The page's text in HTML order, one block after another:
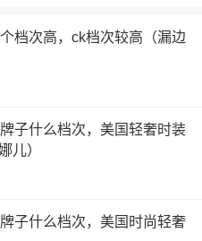
档次高，ck档次较高（漏边
子什么档次，美国轻奢时装
儿）
子什么档次，美国时尚轻奢